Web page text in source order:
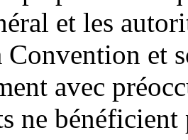
et les
Convention et
avec
ne bénéficient